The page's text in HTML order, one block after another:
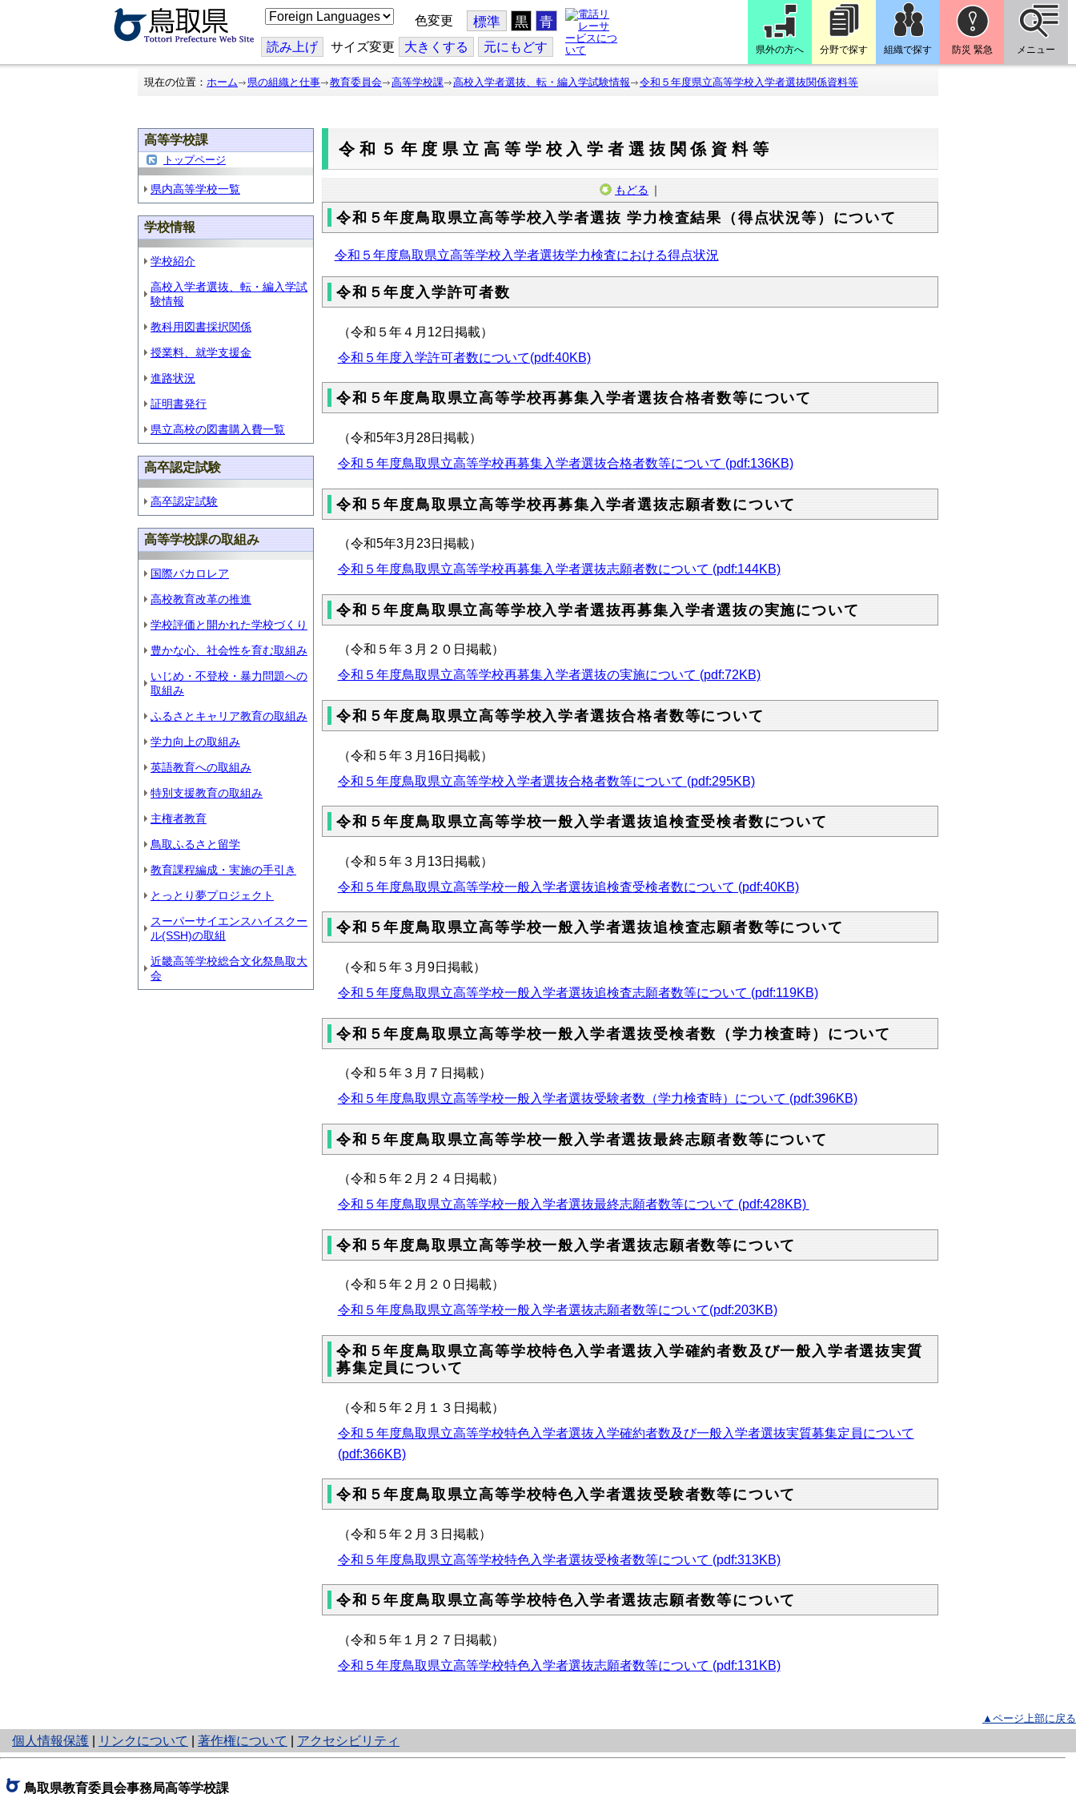
こ
の
ジ
を
翻
色変更 標準 黒 青
読み上げ サイズ変更 大きくする 元にもどす 県外の方へ 分野で探す 組織で探す 防災 緊急 メニュー
現在の位置： ホーム 県の組織と仕事 教育委員会 高等学校課 高校入学者選抜、転・編入学試験情報 令和５年度県立高等学校入学者選抜関係資料等
高等学校課
トップページ
県内高等学校一覧
学校情報
学校紹介
高校入学者選抜、転・編入学試
験情報
教科用図書採択関係
授業料、就学支援金
進路状況
証明書発行
県立高校の図書購入費一覧
高卒認定試験
高卒認定試験
高等学校課の取組み
国際バカロレア
高校教育改革の推進
学校評価と開かれた学校づくり
豊かな心、社会性を育む取組み
いじめ・不登校・暴力問題への
取組み
ふるさとキャリア教育の取組み
学力向上の取組み
英語教育への取組み
特別支援教育の取組み
主権者教育
鳥取ふるさと留学
教育課程編成・実施の手引き
とっとり夢プロジェクト
スーパーサイエンスハイスクー
ル(SSH)の取組
近畿高等学校総合文化祭鳥取大
会
令和５年度県立高等学校入学者選抜関係資料等
もどる ｜
令和５年度鳥取県立高等学校入学者選抜 学力検査結果（得点状況等）について
令和５年度鳥取県立高等学校入学者選抜学力検査における得点状況
令和５年度入学許可者数
（令和５年４月12日掲載）
令和５年度入学許可者数について(pdf:40KB)
令和５年度鳥取県立高等学校再募集入学者選抜合格者数等について
（令和5年3月28日掲載）
令和５年度鳥取県立高等学校再募集入学者選抜合格者数等について (pdf:136KB)
令和５年度鳥取県立高等学校再募集入学者選抜志願者数について
（令和5年3月23日掲載）
令和５年度鳥取県立高等学校再募集入学者選抜志願者数について (pdf:144KB)
令和５年度鳥取県立高等学校入学者選抜再募集入学者選抜の実施について
（令和５年３月２０日掲載）
令和５年度鳥取県立高等学校再募集入学者選抜の実施について (pdf:72KB)
令和５年度鳥取県立高等学校入学者選抜合格者数等について
（令和５年３月16日掲載）
令和５年度鳥取県立高等学校入学者選抜合格者数等について (pdf:295KB)
令和５年度鳥取県立高等学校一般入学者選抜追検査受検者数について
（令和５年３月13日掲載）
令和５年度鳥取県立高等学校一般入学者選抜追検査受検者数について (pdf:40KB)
令和５年度鳥取県立高等学校一般入学者選抜追検査志願者数等について
（令和５年３月9日掲載）
令和５年度鳥取県立高等学校一般入学者選抜追検査志願者数等について (pdf:119KB)
令和５年度鳥取県立高等学校一般入学者選抜受検者数（学力検査時）について
（令和５年３月７日掲載）
令和５年度鳥取県立高等学校一般入学者選抜受験者数（学力検査時）について (pdf:396KB)
令和５年度鳥取県立高等学校一般入学者選抜最終志願者数等について
（令和５年２月２４日掲載）
令和５年度鳥取県立高等学校一般入学者選抜最終志願者数等について (pdf:428KB)
令和５年度鳥取県立高等学校一般入学者選抜志願者数等について
（令和５年２月２０日掲載）
令和５年度鳥取県立高等学校一般入学者選抜志願者数等について(pdf:203KB)
令和５年度鳥取県立高等学校特色入学者選抜入学確約者数及び一般入学者選抜実質
募集定員について
（令和５年２月１３日掲載）
令和５年度鳥取県立高等学校特色入学者選抜入学確約者数及び一般入学者選抜実質募集定員について
(pdf:366KB)
令和５年度鳥取県立高等学校特色入学者選抜受験者数等について
（令和５年２月３日掲載）
令和５年度鳥取県立高等学校特色入学者選抜受検者数等について (pdf:313KB)
令和５年度鳥取県立高等学校特色入学者選抜志願者数等について
（令和５年１月２７日掲載）
令和５年度鳥取県立高等学校特色入学者選抜志願者数等について (pdf:131KB)
▲ページ上部に戻る
個人情報保護
と
り
ッ
リンクについて 著作権について アクセシビリティ
鳥取県教育委員会事務局高等学校課